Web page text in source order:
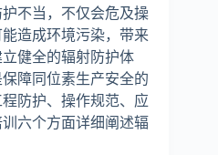
不当，不仅会危及操
造成环境污染，带来
健全的辐射防护体
障同位素生产安全的
防护、操作规范、应
六个方面详细阐述辐